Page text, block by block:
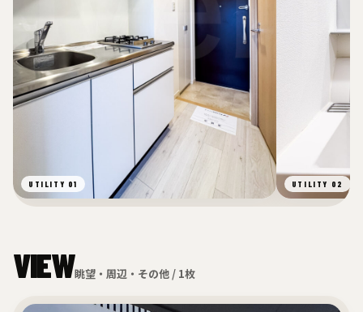
UTILITY 01 UTILITY 02
VIEW眺望・周辺・その他 / 1枚